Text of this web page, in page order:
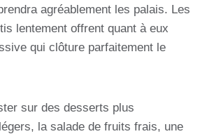
agréablement les palais. Les
lentement offrent quant à eux
qui clôture parfaitement le
sur des desserts plus
la salade de fruits frais, une